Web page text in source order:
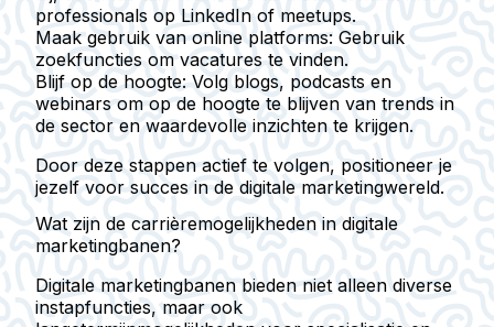
professionals op LinkedIn of meetups.
Maak gebruik van online platforms: Gebruik
zoekfuncties om vacatures te vinden.
Blijf op de hoogte: Volg blogs, podcasts en
webinars om op de hoogte te blijven van trends in
de sector en waardevolle inzichten te krijgen.
Door deze stappen actief te volgen, positioneer je
jezelf voor succes in de digitale marketingwereld.
Wat zijn de carrièremogelijkheden in digitale
marketingbanen?
Digitale marketingbanen bieden niet alleen diverse
instapfuncties, maar ook